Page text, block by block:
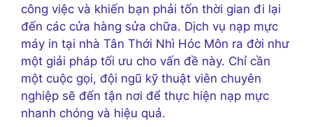
công việc và khiến bạn phải tốn thời gian đi lại
đến các cửa hàng sửa chữa. Dịch vụ nạp mực
máy in tại nhà Tân Thới Nhì Hóc Môn ra đời như
một giải pháp tối ưu cho vấn đề này. Chỉ cần
một cuộc gọi, đội ngũ kỹ thuật viên chuyên
nghiệp sẽ đến tận nơi để thực hiện nạp mực
nhanh chóng và hiệu quả.